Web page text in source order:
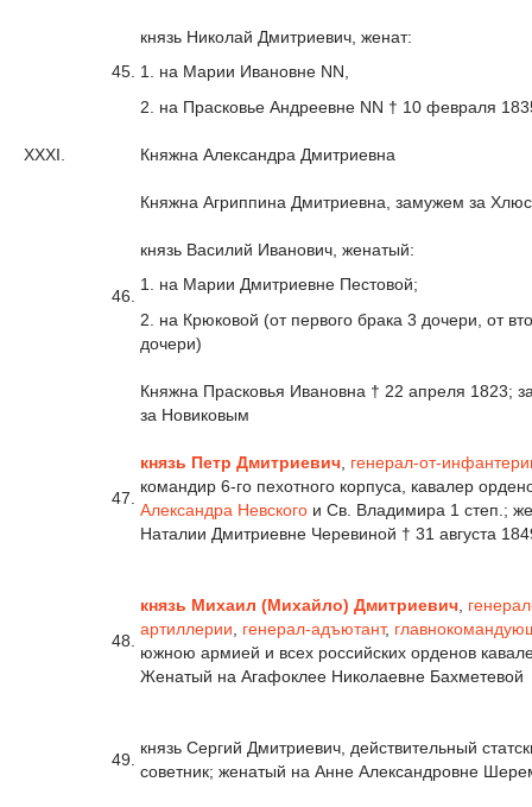
XXXI.
45.
князь Николай Дмитриевич, женат:
1. на Марии Ивановне NN,
2. на Прасковье Андреевне NN † 10 февраля
Княжна Александра Дмитриевна
Княжна Агриппина Дмитриевна, замужем за
46.
князь Василий Иванович, женатый:
1. на Марии Дмитриевне Пестовой;
2. на Крюковой (от первого брака 3 дочери, от
дочери)
Княжна Прасковья Ивановна † 22 апреля 1823;
за Новиковым
47.
князь Петр Дмитриевич генерал-от-
командир 6-го пехотного корпуса, кавалер
Александра Невского и Св. Владимира 1 степ.;
Наталии Дмитриевне Черевиной † 31 августа
48.
князь Михаил (Михайло) Дмитриевич
артиллерии
генерал-адъютант,
южною армией и всех российских орденов
Женатый на Агафоклее Николаевне Бахметевой
49.
князь Сергий Дмитриевич, действительный
советник; женатый на Анне Александровне